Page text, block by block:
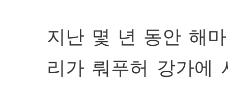
지난 몇 년 동안 해
리가 뤄푸허 강가에